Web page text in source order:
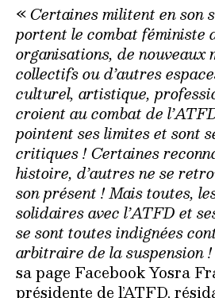
«Certaines militent en son
portent le combat féministe
organisations, de nouveaux
collectifs ou d’autres
culturel, artistique,
croient au combat de
pointent ses limites et sont
critiques ! Certaines
histoire, d’autres ne se
son présent ! Mais toutes,
solidaires avec l’ATFD et
se sont toutes indignées
arbitraire de la suspension !
sa page Facebook Yosra
présidente de l’ATFD,